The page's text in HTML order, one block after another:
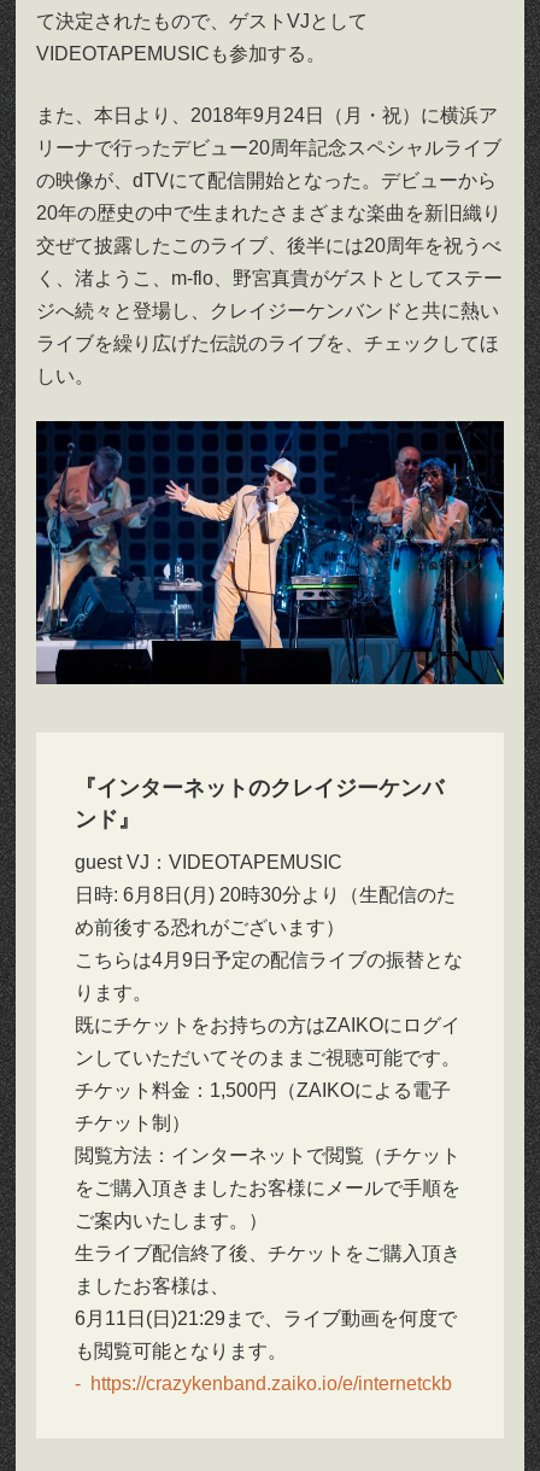
て決定されたもので、ゲストVJとして
VIDEOTAPEMUSICも参加する。
また、本日より、2018年9月24日（月・祝）に横浜ア
リーナで行ったデビュー20周年記念スペシャルライブ
の映像が、dTVにて配信開始となった。デビューから
20年の歴史の中で生まれたさまざまな楽曲を新旧織り
交ぜて披露したこのライブ、後半には20周年を祝うべ
く、渚ようこ、m-flo、野宮真貴がゲストとしてステー
ジへ続々と登場し、クレイジーケンバンドと共に熱い
ライブを繰り広げた伝説のライブを、チェックしてほ
しい。
『インターネットのクレイジーケンバ
ンド』
guest VJ：VIDEOTAPEMUSIC
日時: 6月8日(月) 20時30分より（生配信のた
め前後する恐れがございます）
こちらは4月9日予定の配信ライブの振替とな
ります。
既にチケットをお持ちの方はZAIKOにログイ
ンしていただいてそのままご視聴可能です。
チケット料金：1,500円（ZAIKOによる電子
チケット制）
閲覧方法：インターネットで閲覧（チケット
をご購入頂きましたお客様にメールで手順を
ご案内いたします。）
生ライブ配信終了後、チケットをご購入頂き
ましたお客様は、
6月11日(日)21:29まで、ライブ動画を何度で
も閲覧可能となります。
https://crazykenband.zaiko.io/e/internetckb